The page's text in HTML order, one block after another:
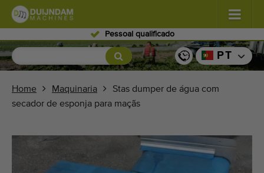
Pessoal qualificado
Flores e plantas (587)
Vegetais de estufa (350)
Frutos (336)
Transportadores (441)
PT
Home Maquinaria
Stas dumper de água com
secador de esponja para maçãs